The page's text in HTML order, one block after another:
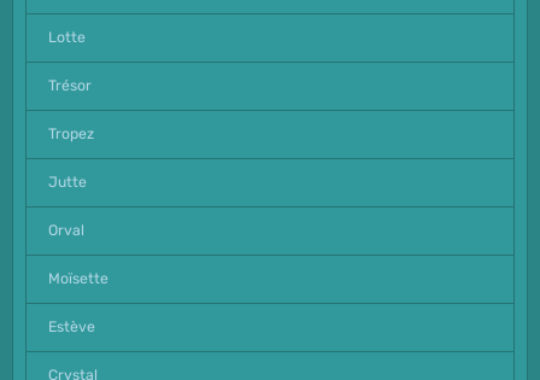
Lotte
Trésor
Tropez
Jutte
Orval
Moïsette
Estève
Crystal